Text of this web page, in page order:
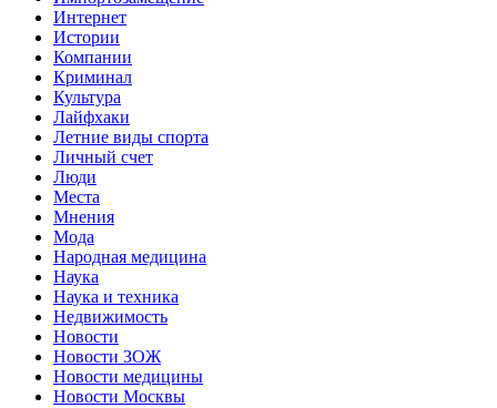
Интернет
Истории
Компании
Криминал
Культура
Лайфхаки
Летние виды спорта
Личный счет
Люди
Места
Мнения
Мода
Народная медицина
Наука
Наука и техника
Недвижимость
Новости
Новости ЗОЖ
Новости медицины
Новости Москвы